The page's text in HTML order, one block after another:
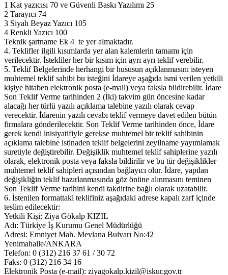
1 Kat yazıcısı 70 ve Güvenli Baskı Yazılımı 25
2 Tarayıcı 74
3 Siyah Beyaz Yazıcı 105
4 Renkli Yazıcı 100
Teknik şartname Ek 4 te yer almaktadır.
4. Teklifler ilgili kısımlarda yer alan kalemlerin tamamı için
verilecektir. İstekliler her bir kısım için ayrı ayrı teklif verebilir.
5. Teklif Belgelerinde herhangi bir hususun açıklanmasını isteyen
muhtemel teklif sahibi bu isteğini İdareye aşağıda ismi verilen yetkili
kişiye hitaben elektronik posta (e-mail) veya faksla bildirebilir. İdare
Son Teklif Verme tarihinden 2 (İki) takvim gün öncesine kadar
alacağı her türlü yazılı açıklama talebine yazılı olarak cevap
verecektir. İdarenin yazılı cevabı teklif vermeye davet edilen bütün
firmalara gönderilecektir. Son Teklif Verme tarihinden önce, İdare
gerek kendi inisiyatifiyle gerekse muhtemel bir teklif sahibinin
açıklama talebine istinaden teklif belgelerini zeyilname yayımlamak
suretiyle değiştirebilir. Değişiklik muhtemel teklif sahiplerine yazılı
olarak, elektronik posta veya faksla bildirilir ve bu tür değişiklikler
muhtemel teklif sahipleri açısından bağlayıcı olur. İdare, yapılan
değişikliğin teklif hazırlanmasında göz önüne alınmasını teminen
Son Teklif Verme tarihini kendi takdirine bağlı olarak uzatabilir.
6. İstenilen formattaki teklifiniz aşağıdaki adrese kapalı zarf içinde
teslim edilecektir:
Yetkili Kişi: Ziya Gökalp KIZIL
Adı: Türkiye İş Kurumu Genel Müdürlüğü
Adresi: Emniyet Mah. Mevlana Bulvarı No:42
Yenimahalle/ANKARA
Telefon: 0 (312) 216 37 61 / 30 72
Faks: 0 (312) 216 34 16
Elektronik Posta (e-mail): ziyagokalp.kizil@iskur.gov.tr